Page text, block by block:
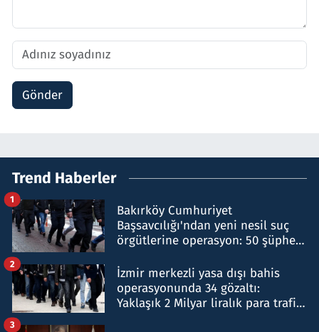
Gönder
Trend Haberler
Bakırköy Cumhuriyet
Başsavcılığı'ndan yeni nesil suç
örgütlerine operasyon: 50 şüpheli
1
İzmir merkezli yasa dışı bahis
operasyonunda 34 gözaltı:
Yaklaşık 2 Milyar liralık para trafiği
2
3